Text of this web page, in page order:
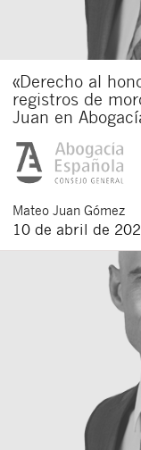
«Derecho al
registros de
Juan en
Mateo Juan Gómez
10 de abril de